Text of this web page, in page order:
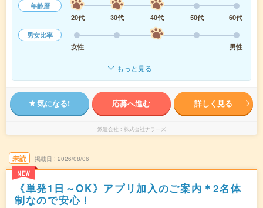
年齢層
20代
30代 40代 50代
60代
男女比率
女性
男性
もっと見る
気になる! 応募へ進む 詳しく見る
派遣会社 株式会社ナラーズ
未読
NEW
掲載日 2026/08/06
《単発1日～OK》アプリ加入のご案内＊2名体
制なので安心！